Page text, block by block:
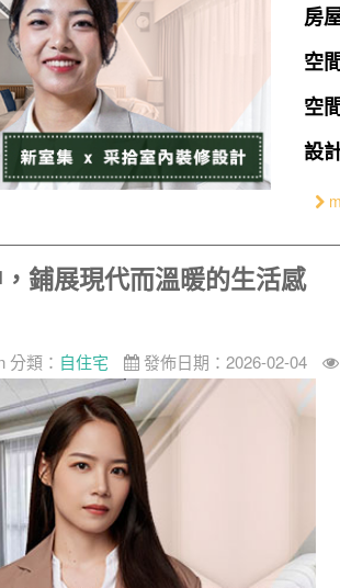
房
空
空
設
鋪展現代而溫暖的生活感
分類： 自住宅 發佈日期：2026-02-04